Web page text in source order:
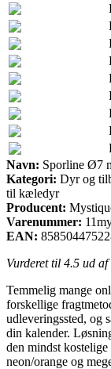
Navn: Sporline Ø7
Kategori: Dyr og
til kæledyr
Producent:
Varenummer:
EAN:
Vurderet til 4.5 ud af
Temmelig mange
forskellige
udleveringssted, og
din kalender.
den mindst
neon/orange og